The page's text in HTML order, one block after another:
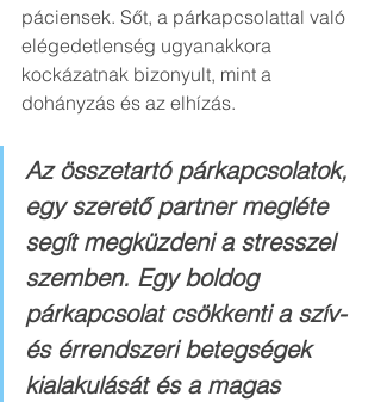
páciensek. Sőt, a párkapcsolattal való
elégedetlenség ugyanakkora
kockázatnak bizonyult, mint a
dohányzás és az elhízás.
Az összetartó párkapcsolatok,
egy szerető partner megléte
segít megküzdeni a stresszel
szemben. Egy boldog
párkapcsolat csökkenti a szív-
és érrendszeri betegségek
kialakulását és a magas